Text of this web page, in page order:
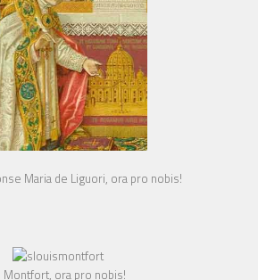
Maria de Liguori, ora pro nobis!
Montfort, ora pro nobis!